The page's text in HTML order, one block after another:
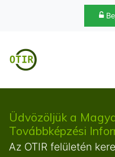
Üdvözöljük a
Továbbképzési
Az OTIR felületén